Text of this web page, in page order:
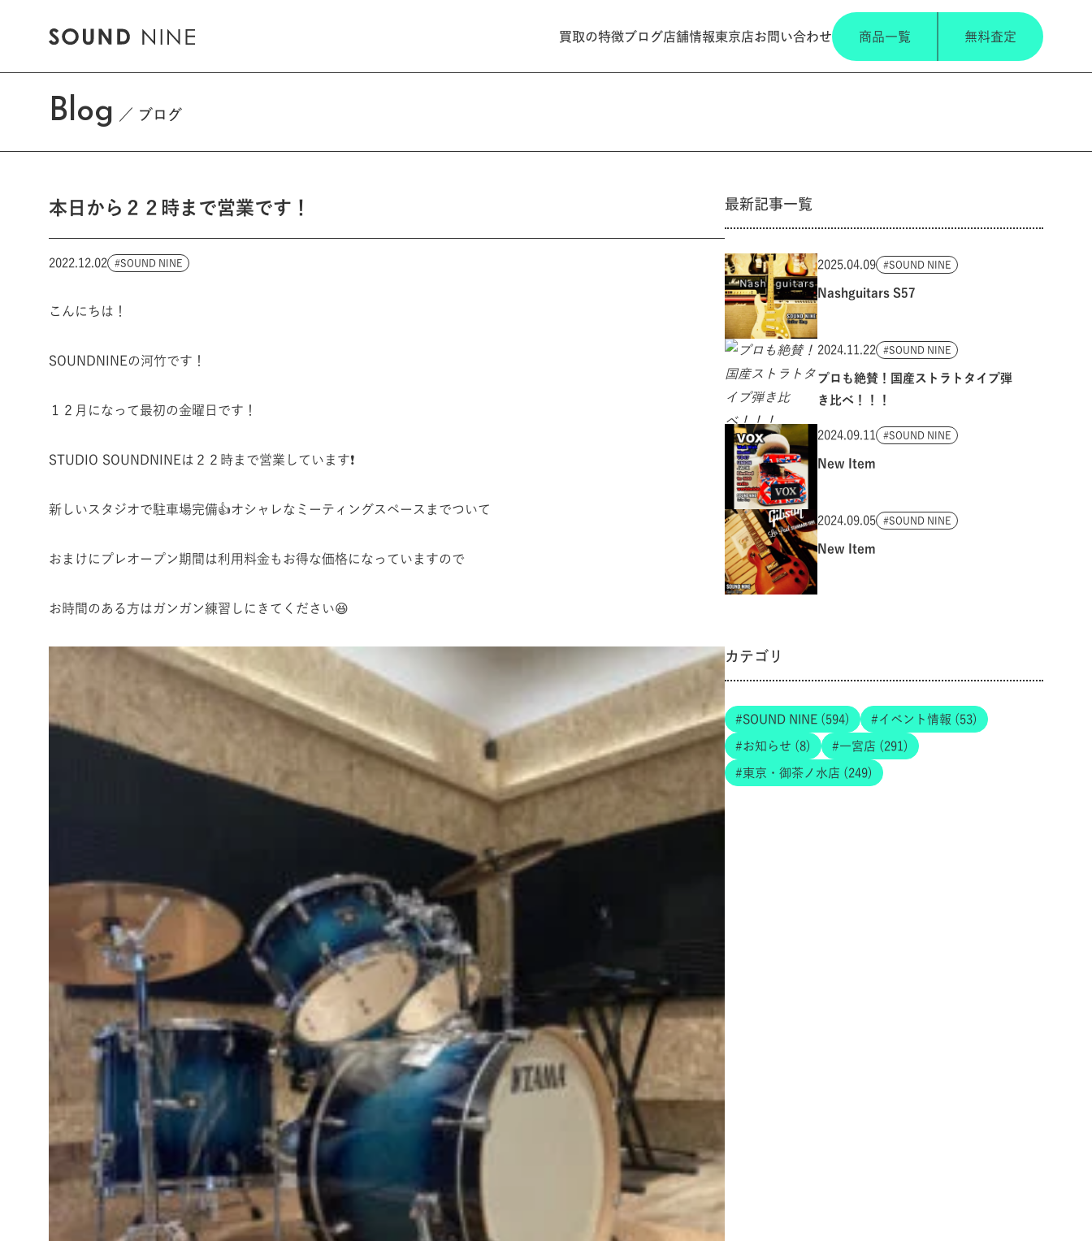
買取の特徴ブログ店舗情報東京店お問い合わせ 商品一覧 無料査定
Blog ブログ
本日から２２時まで営業です！
2022.12.02 SOUND NINE
こんにちは！
SOUNDNINEの河竹です！
１２月になって最初の金曜日です！
STUDIO SOUNDNINEは２２時まで営業しています❗️
新しいスタジオで駐車場完備👍オシャレなミーティングスペースまでついて
おまけにプレオープン期間は利用料金もお得な価格になっていますので
お時間のある方はガンガン練習しにきてください😆
最新記事一覧
2025.04.09 SOUND NINE
Nashguitars S57
2024.11.22 SOUND NINE
プロも絶賛！国産ストラトタイプ弾
き比べ！！！
2024.09.11 SOUND NINE
New Item
2024.09.05 SOUND NINE
New Item
カテゴリ
SOUND NINE (594) イベント情報 (53)
お知らせ (8) 一宮店 (291)
東京・御茶ノ水店 (249)